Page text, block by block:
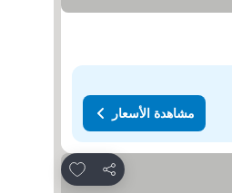
مشاهدة الأسعار
مشاركة
Add to favorites